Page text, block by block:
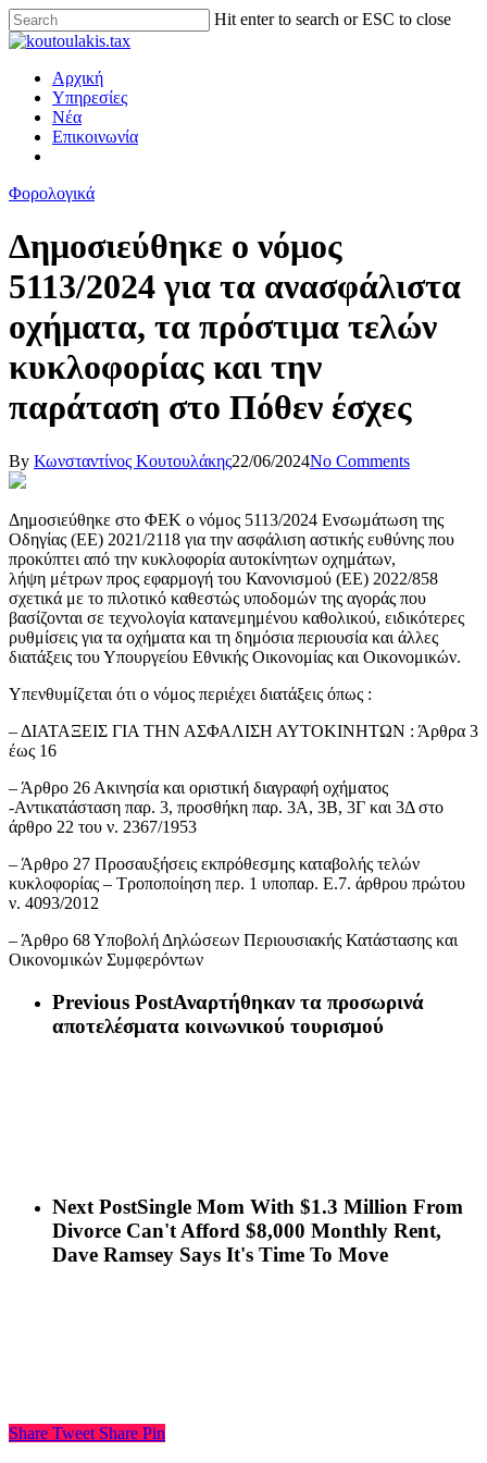
Hit enter to search or ESC to close
Αρχική
Υπηρεσίες
Νέα
Επικοινωνία
Φορολογικά
Δημοσιεύθηκε ο νόμος
5113/2024 για τα ανασφάλιστα
οχήματα, τα πρόστιμα τελών
κυκλοφορίας και την
παράταση στο Πόθεν έσχες
By Κωνσταντίνος Κουτουλάκης22/06/2024No Comments
Δημοσιεύθηκε στο ΦΕΚ ο νόμος 5113/2024 Ενσωμάτωση της
Οδηγίας (ΕΕ) 2021/2118 για την ασφάλιση αστικής ευθύνης που
προκύπτει από την κυκλοφορία αυτοκίνητων οχημάτων,
λήψη μέτρων προς εφαρμογή του Κανονισμού (ΕΕ) 2022/858
σχετικά με το πιλοτικό καθεστώς υποδομών της αγοράς που
βασίζονται σε τεχνολογία κατανεμημένου καθολικού, ειδικότερες
ρυθμίσεις για τα οχήματα και τη δημόσια περιουσία και άλλες
διατάξεις του Υπουργείου Εθνικής Οικονομίας και Οικονομικών.
Υπενθυμίζεται ότι ο νόμος περιέχει διατάξεις όπως :
– ΔΙΑΤΑΞΕΙΣ ΓΙΑ ΤΗΝ ΑΣΦΑΛΙΣΗ ΑΥΤΟΚΙΝΗΤΩΝ : Άρθρα 3
έως 16
– Άρθρο 26 Ακινησία και οριστική διαγραφή οχήματος
-Αντικατάσταση παρ. 3, προσθήκη παρ. 3Α, 3Β, 3Γ και 3Δ στο
άρθρο 22 του ν. 2367/1953
– Άρθρο 27 Προσαυξήσεις εκπρόθεσμης καταβολής τελών
κυκλοφορίας – Τροποποίηση περ. 1 υποπαρ. Ε.7. άρθρου πρώτου
ν. 4093/2012
– Άρθρο 68 Υποβολή Δηλώσεων Περιουσιακής Κατάστασης και
Οικονομικών Συμφερόντων
Previous PostΑναρτήθηκαν τα προσωρινά
αποτελέσματα κοινωνικού τουρισμού
Next PostSingle Mom With $1.3 Million From
Divorce Can't Afford $8,000 Monthly Rent,
Dave Ramsey Says It's Time To Move
Share Tweet Share Pin